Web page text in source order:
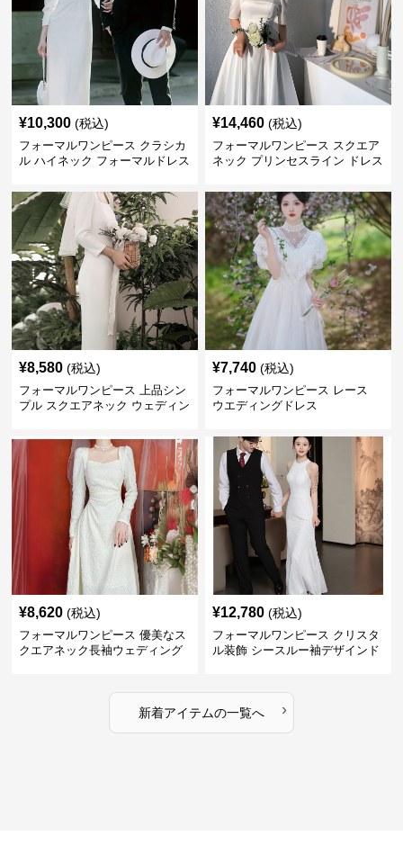
¥10,300 (税込)
フォーマルワンピース クラシカ
ル ハイネック フォーマルドレス
¥14,460 (税込)
フォーマルワンピース スクエア
ネック プリンセスライン ドレス
¥8,580 (税込)
フォーマルワンピース 上品シン
プル スクエアネック ウェディン
¥7,740 (税込)
フォーマルワンピース レース
ウエディングドレス
¥8,620 (税込)
フォーマルワンピース 優美なス
クエアネック長袖ウェディング
¥12,780 (税込)
フォーマルワンピース クリスタ
ル装飾 シースルー袖デザインド
新着アイテムの一覧へ ›